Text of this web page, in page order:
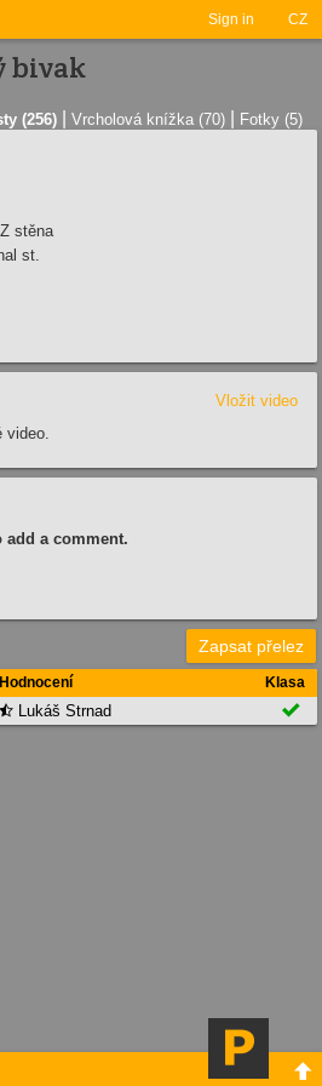
Sign in CZ
bivak
(256) Vrcholová knížka (70) Fotky (5)
stěna
st.
Vložit video
a comment.
Zapsat přelez
Hodnocení Klasa
 Lukáš Strnad 
